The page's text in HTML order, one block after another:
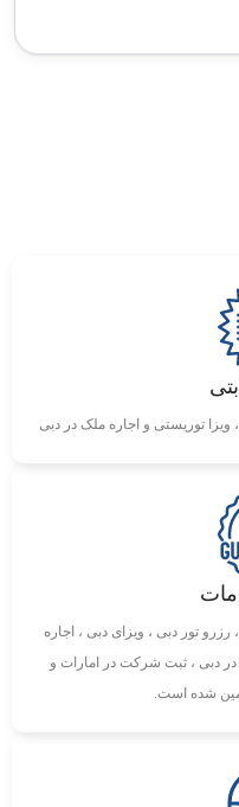
توریستی و اجاره ملک در دبی
تور دبی ، ویزای دبی ، اجاره
در دبی ، ثبت شرکت در امارات و
شده است.